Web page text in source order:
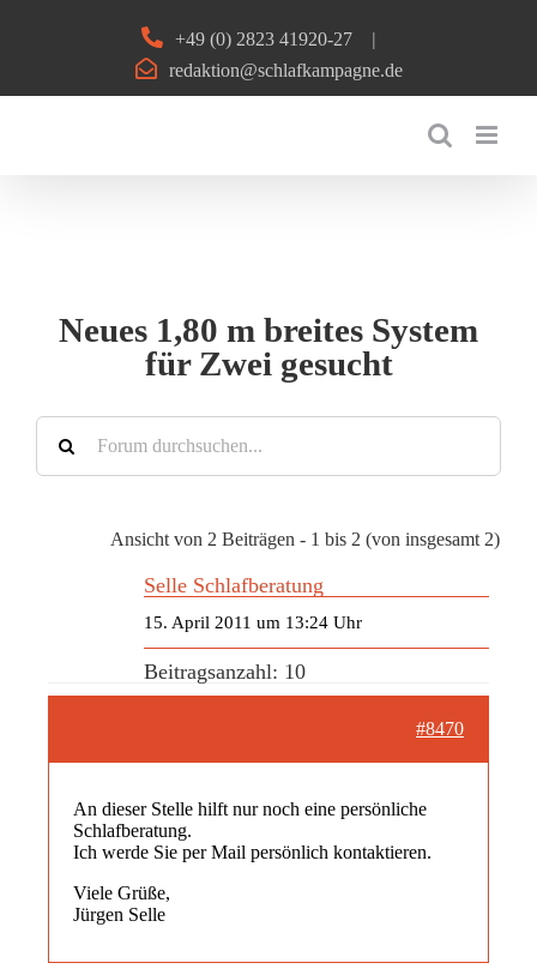
+49 (0) 2823 41920-27
|
redaktion@schlafkampagne.de
Neues 1,80 m breites System
für Zwei gesucht
Ansicht von 2 Beiträgen - 1 bis 2 (von insgesamt 2)
Selle Schlafberatung
15. April 2011 um 13:24 Uhr
Beitragsanzahl: 10
#8470
An dieser Stelle hilft nur noch eine persönliche
Schlafberatung.
Ich werde Sie per Mail persönlich kontaktieren.
Viele Grüße,
Jürgen Selle